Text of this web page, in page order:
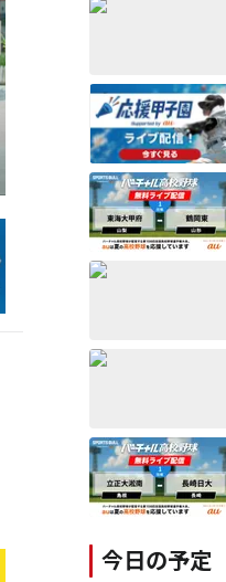
今日の予定